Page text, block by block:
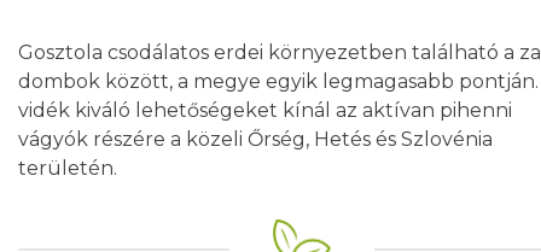
Gosztola csodálatos erdei környezetben található a
dombok között, a megye egyik legmagasabb pontján.
vidék kiváló lehetőségeket kínál az aktívan pihenni
vágyók részére a közeli Őrség, Hetés és Szlovénia
területén.